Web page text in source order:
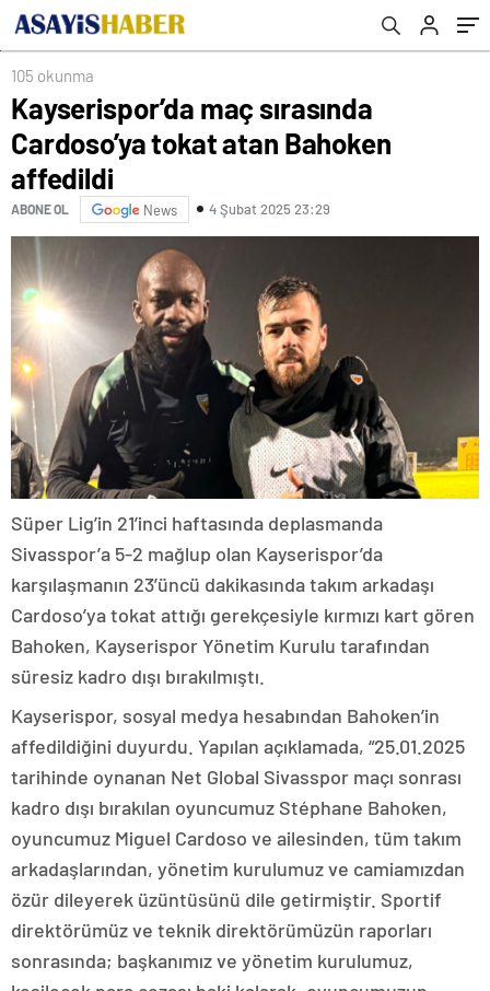
105 okunma
Kayserispor’da maç sırasında
Cardoso’ya tokat atan Bahoken
affedildi
ABONE OL News 4 Şubat 2025 23:29
Süper Lig’in 21’inci haftasında deplasmanda
Sivasspor’a 5-2 mağlup olan Kayserispor’da
karşılaşmanın 23’üncü dakikasında takım arkadaşı
Cardoso’ya tokat attığı gerekçesiyle kırmızı kart gören
Bahoken, Kayserispor Yönetim Kurulu tarafından
süresiz kadro dışı bırakılmıştı.
Kayserispor, sosyal medya hesabından Bahoken’in
affedildiğini duyurdu. Yapılan açıklamada, “25.01.2025
tarihinde oynanan Net Global Sivasspor maçı sonrası
kadro dışı bırakılan oyuncumuz Stéphane Bahoken,
oyuncumuz Miguel Cardoso ve ailesinden, tüm takım
arkadaşlarından, yönetim kurulumuz ve camiamızdan
özür dileyerek üzüntüsünü dile getirmiştir. Sportif
direktörümüz ve teknik direktörümüzün raporları
sonrasında; başkanımız ve yönetim kurulumuz,